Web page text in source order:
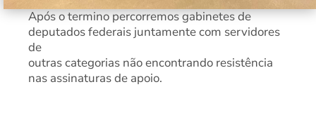
Após o termino percorremos gabinetes de
deputados federais juntamente com servidores
de
outras categorias não encontrando resistência
nas assinaturas de apoio.